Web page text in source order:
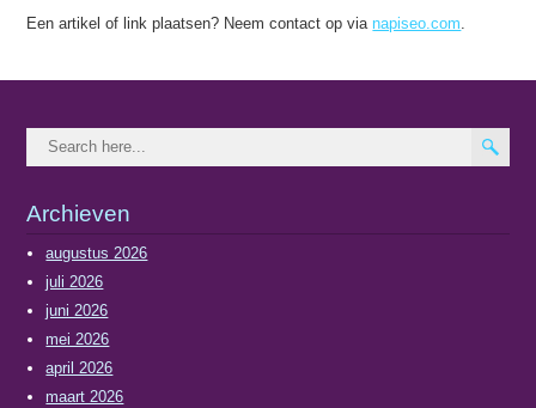
Een artikel of link plaatsen? Neem contact op vianapiseo.com
Archieven
augustus 2026
juli 2026
juni 2026
mei 2026
april 2026
maart 2026